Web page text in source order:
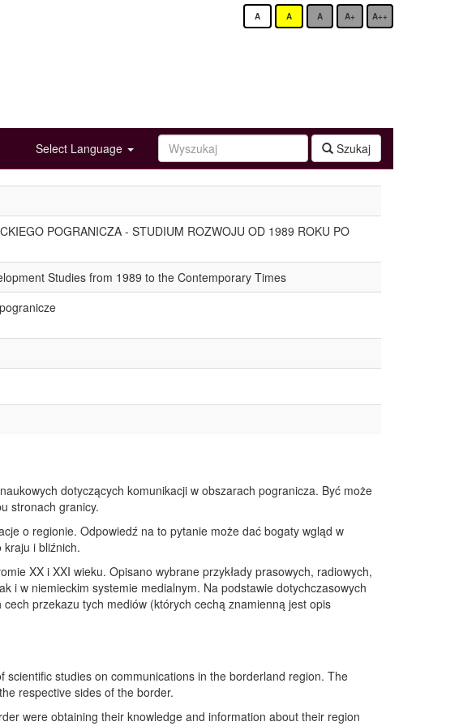
A A A A+ A++
Szukaj
Select Language
POGRANICZA - STUDIUM ROZWOJU OD 1989 ROKU PO
Studies from 1989 to the Contemporary Times
dotyczących komunikacji w obszarach pogranicza. Być może
stronach granicy.
o regionie. Odpowiedź na to pytanie może dać bogaty wgląd w
i bliźnich.
XX i XXI wieku. Opisano wybrane przykłady prasowych, radiowych,
i w niemieckim systemie medialnym. Na podstawie dotychczasowych
przekazu tych mediów (których cechą znamienną jest opis
studies on communications in the borderland region. The
respective sides of the border.
were obtaining their knowledge and information about their region